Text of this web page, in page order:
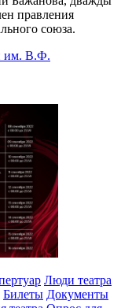
правления
союза.
им. В.Ф.
Люди театра
Билеты Документы